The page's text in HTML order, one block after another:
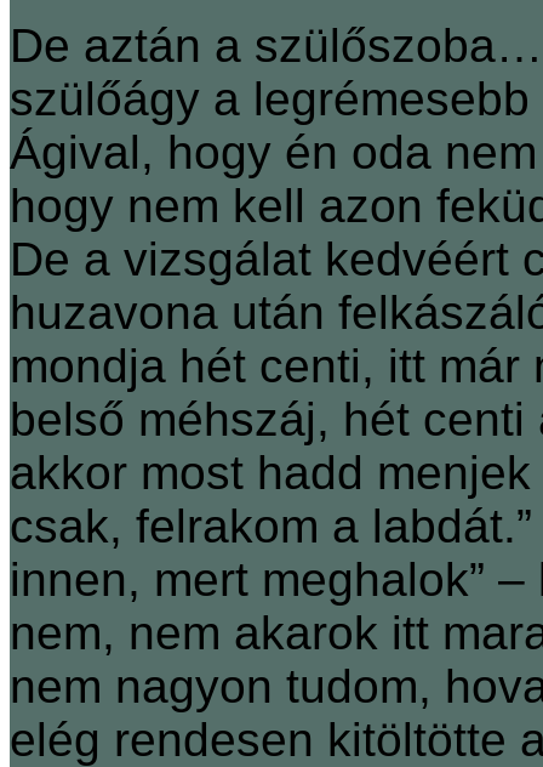
De aztán a
szülőágy a
Ágival, hogy én oda
hogy nem kell azon
De a vizsgálat kedvéért
huzavona után
mondja hét centi, itt
belső méhszáj, hét
akkor most hadd
csak, felrakom a
innen, mert meghalok”
nem, nem akarok itt
nem nagyon tudom,
elég rendesen kitöltötte